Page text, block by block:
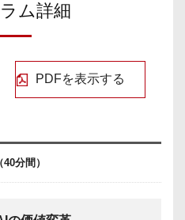
ム詳細
PDFを表示する
（40分間）